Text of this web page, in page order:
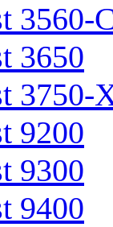
3560-
3650
3750-
9200
9300
9400